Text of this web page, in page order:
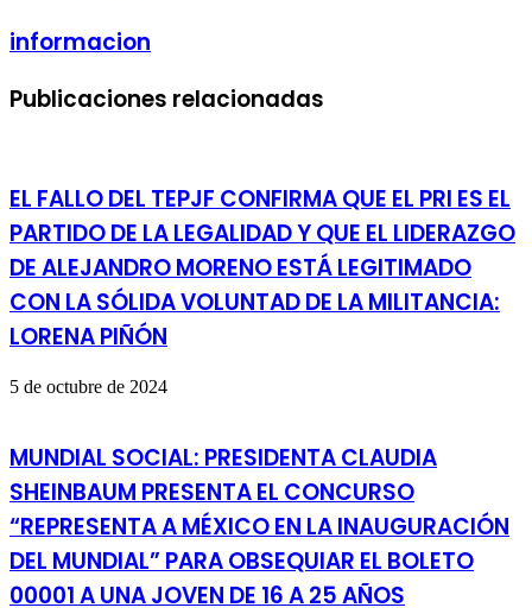
informacion
Publicaciones relacionadas
EL FALLO DEL TEPJF CONFIRMA QUE EL PRI ES EL
PARTIDO DE LA LEGALIDAD Y QUE EL LIDERAZGO
DE ALEJANDRO MORENO ESTÁ LEGITIMADO
CON LA SÓLIDA VOLUNTAD DE LA MILITANCIA:
LORENA PIÑÓN
5 de octubre de 2024
MUNDIAL SOCIAL: PRESIDENTA CLAUDIA
SHEINBAUM PRESENTA EL CONCURSO
“REPRESENTA A MÉXICO EN LA INAUGURACIÓN
DEL MUNDIAL” PARA OBSEQUIAR EL BOLETO
00001 A UNA JOVEN DE 16 A 25 AÑOS